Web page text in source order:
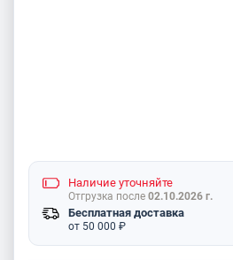
Наличие уточняйте
Отгрузка после 02.10.2026 г.
Бесплатная доставка
от 50 000 ₽